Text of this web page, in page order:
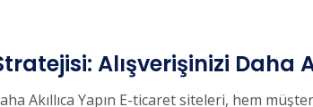
Alışverişinizi Daha
Akıllıca Yapın E-ticaret siteleri, hem